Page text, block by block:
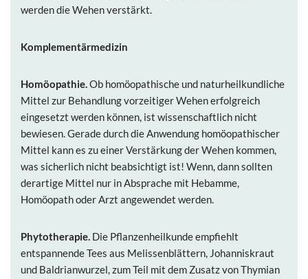
werden die Wehen verstärkt.
Komplementärmedizin
Homöopathie.Ob homöopathische und naturheilkundliche
Mittel zur Behandlung vorzeitiger Wehen erfolgreich
eingesetzt werden können, ist wissenschaftlich nicht
bewiesen. Gerade durch die Anwendung homöopathischer
Mittel kann es zu einer Verstärkung der Wehen kommen,
was sicherlich nicht beabsichtigt ist! Wenn, dann sollten
derartige Mittel nur in Absprache mit Hebamme,
Homöopath oder Arzt angewendet werden.
Phytotherapie. Die Pflanzenheilkunde empfiehlt
entspannende Tees aus Melissenblättern, Johanniskraut
und Baldrianwurzel, zum Teil mit dem Zusatz vonThymian